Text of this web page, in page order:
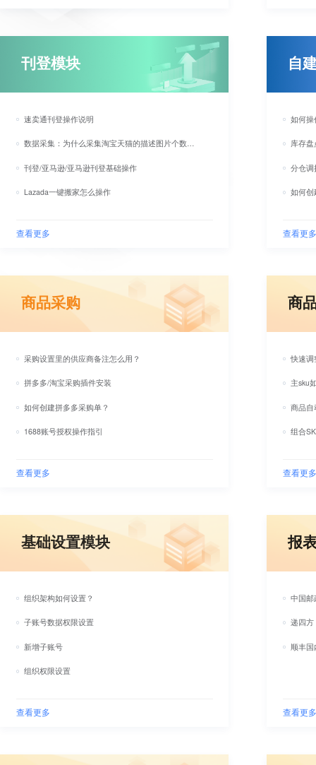
刊登模块
速卖通刊登操作说明
数据采集：为什么采集淘宝天猫的描述图片个数会少
刊登/亚马逊/亚马逊刊登基础操作
Lazada一键搬家怎么操作
查看更多
自
如何操
库存盘
分仓调
如何创
查看更多
商品采购
采购设置里的供应商备注怎么用？
拼多多/淘宝采购插件安装
如何创建拼多多采购单？
1688账号授权操作指引
查看更多
商
快速调
主sku
商品自
组合
查看更多
基础设置模块
组织架构如何设置？
子账号数据权限设置
新增子账号
组织权限设置
查看更多
报
中国
递四方
顺丰
查看更多